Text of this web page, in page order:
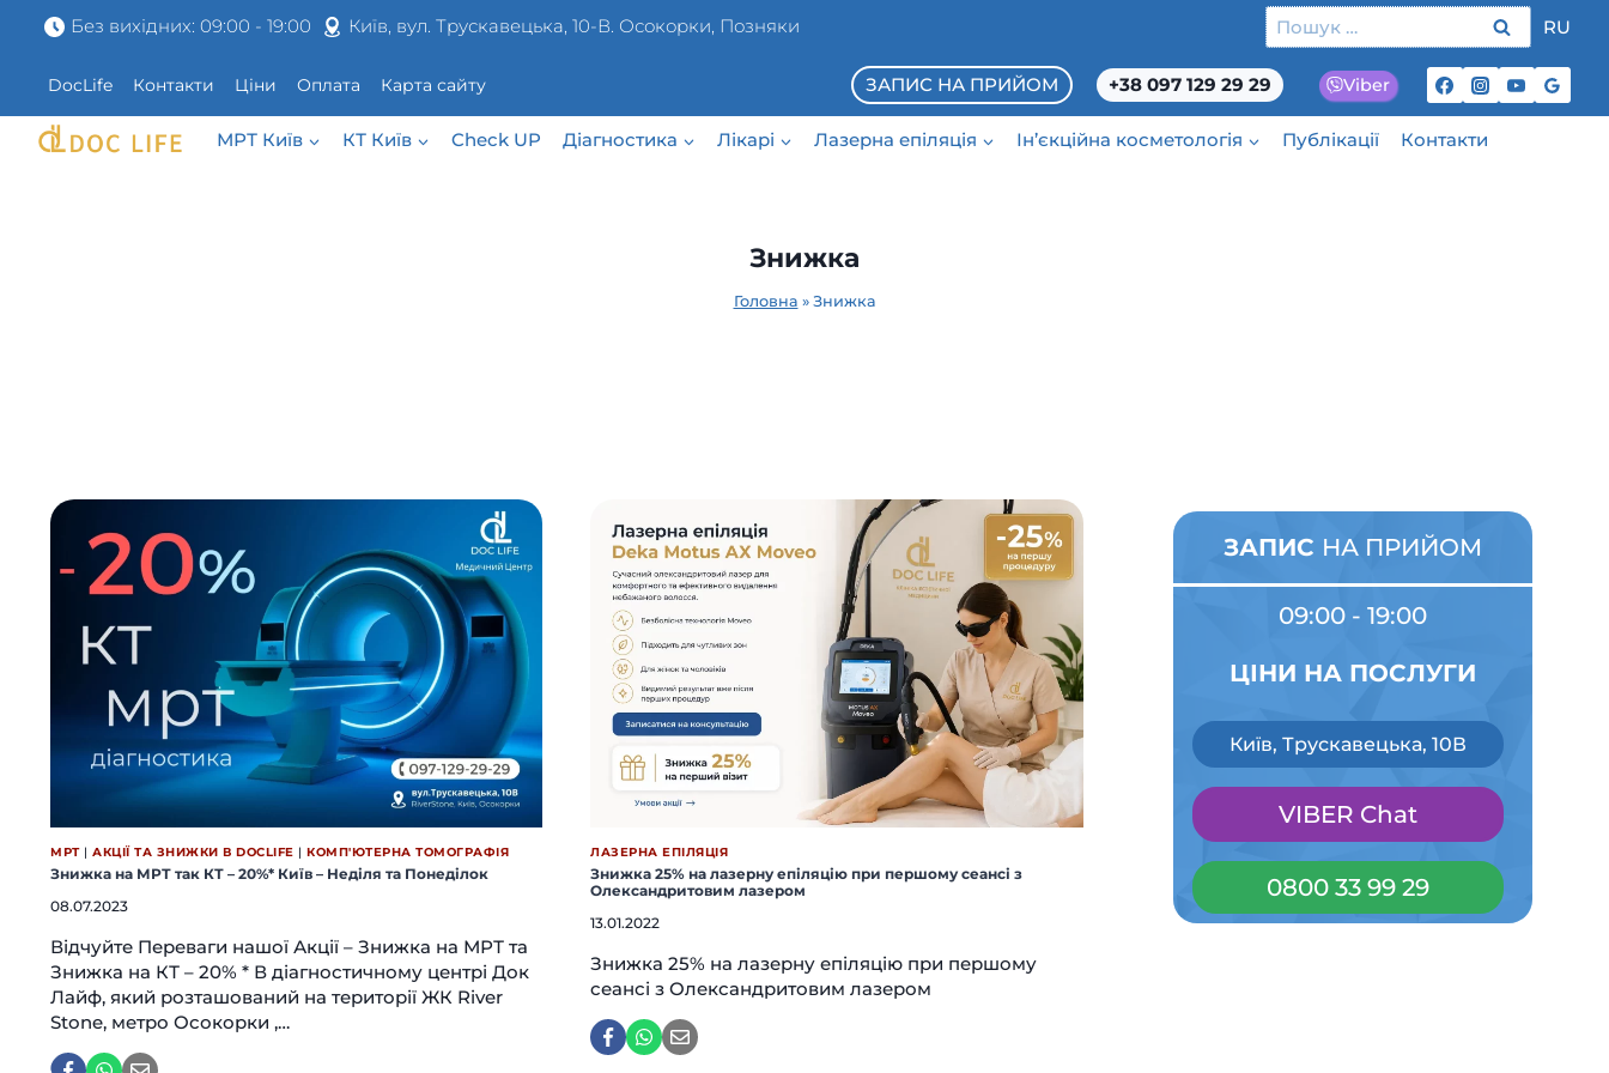
Перейти
Без вихідних: 09:00 - 19:00 Київ, вул. Трускавецька, 10-В. Осокорки, Позняки Пошук: RU
DocLife Контакти Ціни Оплата Карта сайту ЗАПИС НА ПРИЙОМ +38 097 129 29 29 Viber
МРТ Київ КТ Київ Check UP Діагностика Лікарі Лазерна епіляція Ін’єкційна косметологія Публікації Контакти
Знижка
Головна » Знижка
МРТ| АКЦІЇ ТА ЗНИЖКИ В DOCLIFE | КОМП'ЮТЕРНА ТОМОГРАФІЯ
Знижка на МРТ так КТ – 20%* Київ – Неділя та Понеділок
08.07.2023
Відчуйте Переваги нашої Акції – Знижка на МРТ та
Знижка на КТ – 20% * В діагностичному центрі Док
Лайф, який розташований на території ЖК River
Stone, метро Осокорки ,…
ЛАЗЕРНА ЕПІЛЯЦІЯ
Знижка 25% на лазерну епіляцію при першому сеансі з
Олександритовим лазером
13.01.2022
Знижка 25% на лазерну епіляцію при першому
сеансі з Олександритовим лазером
ЗАПИС НА ПРИЙОМ
09:00 - 19:00
ЦІНИ НА ПОСЛУГИ
Київ, Трускавецька, 10В
VIBER Chat
0800 33 99 29